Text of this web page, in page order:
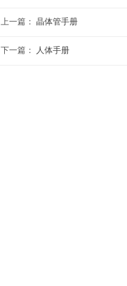
上一篇： 晶体管手册
下一篇： 人体手册